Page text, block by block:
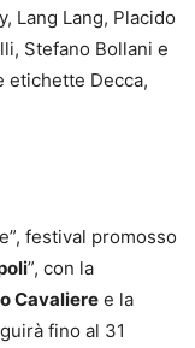
Lang Lang, Placido
Stefano Bollani e
etichette Decca,
festival promosso
”, con la
Cavaliere e la
fino al 31